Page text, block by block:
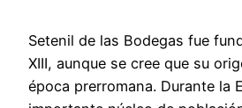
Setenil de las Bodegas fue
XIII, aunque se cree que su
época prerromana. Durante la